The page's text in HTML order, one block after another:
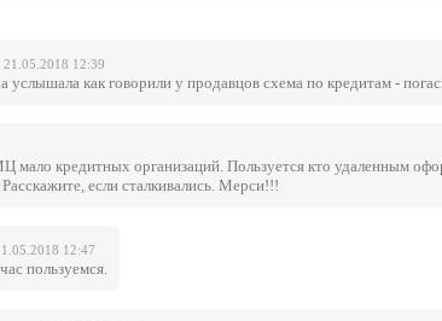
21.05.2018 12:39
услышала как говорили у продавцов схема по кредитам -
мало кредитных организаций. Пользуется кто удаленным
если сталкивались. Мерси!!!
12:47
пользуемся.